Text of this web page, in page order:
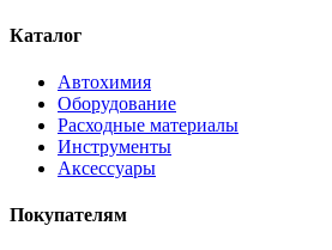
Каталог
Автохимия
Оборудование
Расходные материалы
Инструменты
Аксессуары
Покупателям